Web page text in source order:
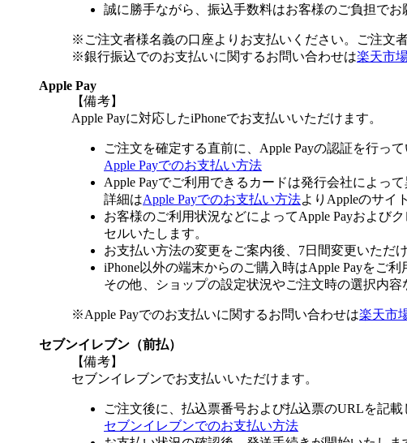
誠に勝手ながら、振込手数料はお客様のご負担でお
※ご注文者様名義の口座よりお支払いください。ご注文
※銀行振込でのお支払いに関するお問い合わせは楽天市
Apple Pay
【備考】
Apple Payに対応したiPhoneでお支払いいただけます。
ご注文を確定する直前に、Apple Payの認証を行って
Apple Payでのお支払い方法
Apple Payでご利用できるカードは発行会社によって
詳細はApple Payでのお支払い方法よりAppleのサイ
お客様のご利用状況などによってApple Payおよび
セルいたします。
お支払い方法の変更をご案内後、7日間変更いただ
iPhone以外の端末からのご購入時はApple Payをご利
その他、ショップの設定状況やご注文時の選択内容
※Apple Payでのお支払いに関するお問い合わせは楽天市
セブンイレブン（前払）
【備考】
セブンイレブンでお支払いいただけます。
ご注文後に、払込票番号および払込票のURLを記
セブンイレブンでのお支払い方法